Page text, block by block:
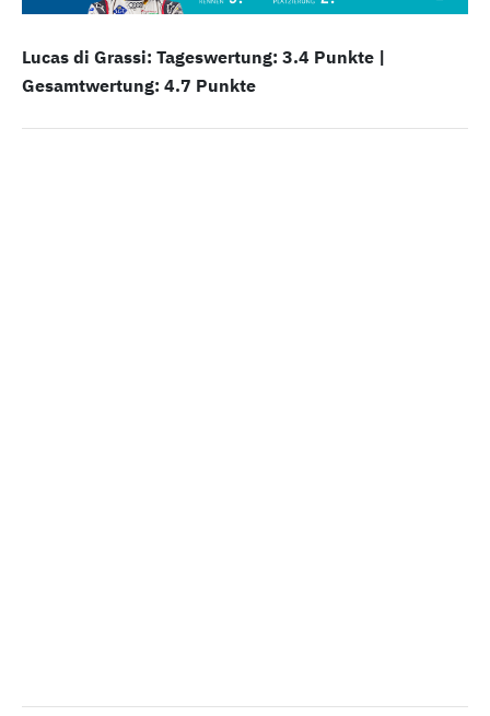
Lucas di Grassi: Tageswertung: 3.4 Punkte |
Gesamtwertung: 4.7 Punkte